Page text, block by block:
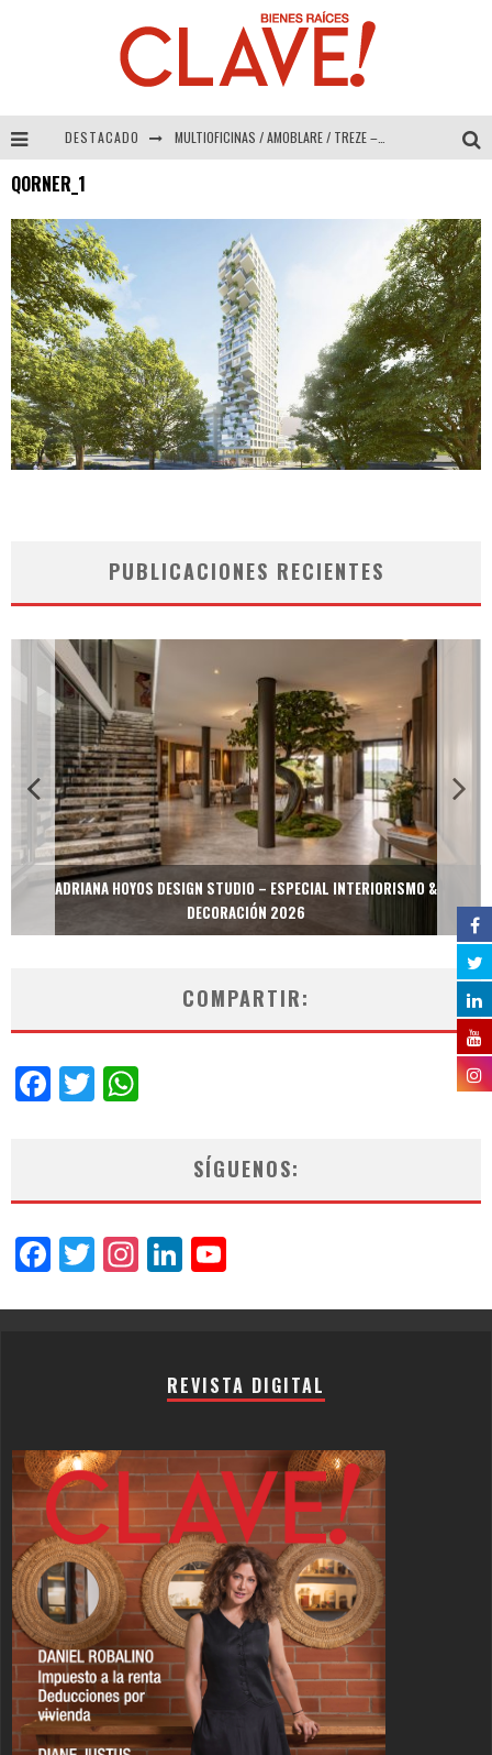
DESTACADO MULTIOFICINAS / AMOBLARE / TREZE – Especial Interiorismo & Decoración 2026
ADRIANA HOYOS DESIGN STUDIO – Especial Interiorismo & Decoración 2026
QORNER_1
PUBLICACIONES RECIENTES
ADRIANA HOYOS DESIGN STUDIO – ESPECIAL INTERIORISMO &
DECORACIÓN 2026
COMPARTIR:
Facebook
Twitter
SÍGUENOS:
Facebook
Twitter
Instagram
LinkedIn
REVISTA DIGITAL